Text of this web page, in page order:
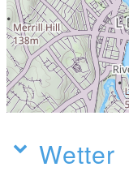
Wetter